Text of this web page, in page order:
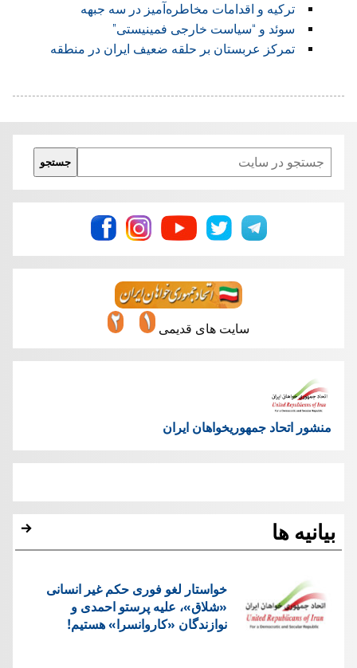
ترکیه و اقدامات مخاطره‌آمیز در سه جبهه
سوئد و “سیاست خارجی فمینیستی”
تمرکز عربستان بر حلقه ضعیف ایران در منطقه
Search
جستجو
سایت های قدیمی
منشور اتحاد جمهوریخواهان ایران
بیانیه ها
خواستار لغو فوری حکم غیر انسانی
«شلاق»، علیه پرستو احمدی و
نوازندگان «کاروانسرا» هستیم!